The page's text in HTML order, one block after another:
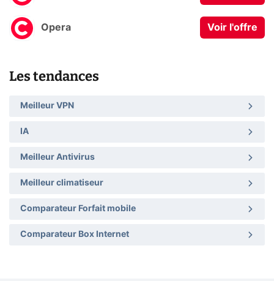
Opera Voir l'offre
Les tendances
Meilleur VPN
IA
Meilleur Antivirus
Meilleur climatiseur
Comparateur Forfait mobile
Comparateur Box Internet